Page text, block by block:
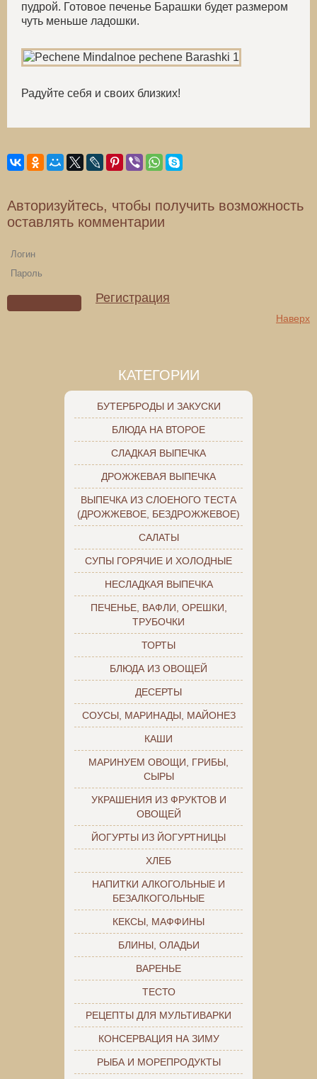
пудрой. Готовое печенье Барашки будет размером
чуть меньше ладошки.
Радуйте себя и своих близких!
Авторизуйтесь, чтобы получить возможность
оставлять комментарии
Регистрация
Наверх
КАТЕГОРИИ
БУТЕРБРОДЫ И ЗАКУСКИ
БЛЮДА НА ВТОРОЕ
СЛАДКАЯ ВЫПЕЧКА
ДРОЖЖЕВАЯ ВЫПЕЧКА
ВЫПЕЧКА ИЗ СЛОЕНОГО ТЕСТА
(ДРОЖЖЕВОЕ, БЕЗДРОЖЖЕВОЕ)
САЛАТЫ
СУПЫ ГОРЯЧИЕ И ХОЛОДНЫЕ
НЕСЛАДКАЯ ВЫПЕЧКА
ПЕЧЕНЬЕ, ВАФЛИ, ОРЕШКИ,
ТРУБОЧКИ
ТОРТЫ
БЛЮДА ИЗ ОВОЩЕЙ
ДЕСЕРТЫ
СОУСЫ, МАРИНАДЫ, МАЙОНЕЗ
КАШИ
МАРИНУЕМ ОВОЩИ, ГРИБЫ,
СЫРЫ
УКРАШЕНИЯ ИЗ ФРУКТОВ И
ОВОЩЕЙ
ЙОГУРТЫ ИЗ ЙОГУРТНИЦЫ
ХЛЕБ
НАПИТКИ АЛКОГОЛЬНЫЕ И
БЕЗАЛКОГОЛЬНЫЕ
КЕКСЫ, МАФФИНЫ
БЛИНЫ, ОЛАДЬИ
ВАРЕНЬЕ
ТЕСТО
РЕЦЕПТЫ ДЛЯ МУЛЬТИВАРКИ
КОНСЕРВАЦИЯ НА ЗИМУ
РЫБА И МОРЕПРОДУКТЫ